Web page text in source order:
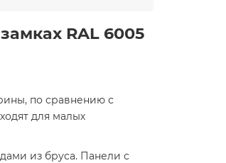
RAL 6005
по сравнению с
для малых
из бруса. Панели с